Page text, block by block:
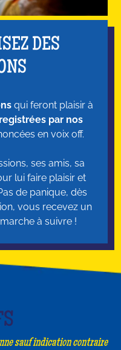
DES
qui feront plaisir à
par nos
en voix off.
ses amis, sa
lui faire plaisir et
de panique, dès
vous recevez un
à suivre !
sauf indication contraire